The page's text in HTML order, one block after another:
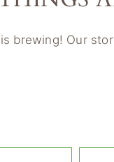
brewing! Our